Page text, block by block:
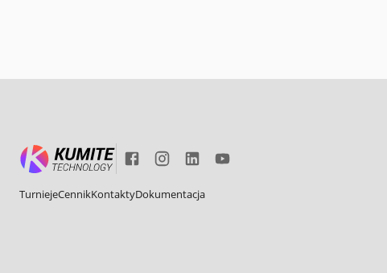
TurniejeCennikKontaktyDokumentacja